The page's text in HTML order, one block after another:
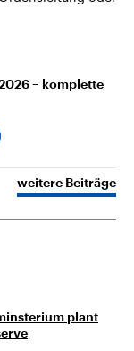
– komplette
weitere Beiträge
plant